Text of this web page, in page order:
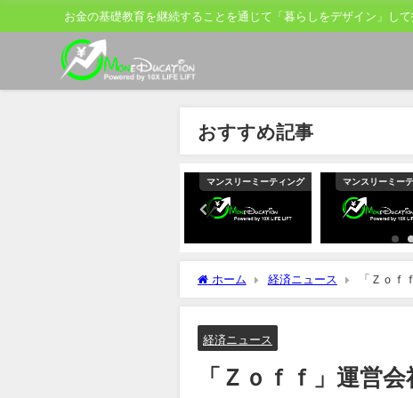
お金の基礎教育を継続することを通じて「暮らしをデザイン」し
おすすめ記事
マンスリーミーティング マンスリーミー
ホーム 経済ニュース 「Ｚｏ
経済ニュース
「Ｚｏｆｆ」運営